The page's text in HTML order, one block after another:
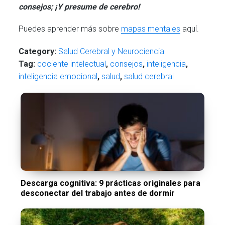
consejos; ¡Y presume de cerebro!
Puedes aprender más sobre mapas mentales aquí.
Category: Salud Cerebral y Neurociencia
Tag: cociente intelectual, consejos, inteligencia,
inteligencia emocional,salud,salud cerebral
Descarga cognitiva: 9 prácticas originales para
desconectar del trabajo antes de dormir